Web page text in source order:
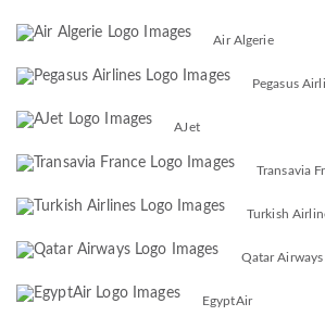
Air Algerie
Pegasus
AJet
Transavia
Turkish
Qatar Airways
EgyptAir